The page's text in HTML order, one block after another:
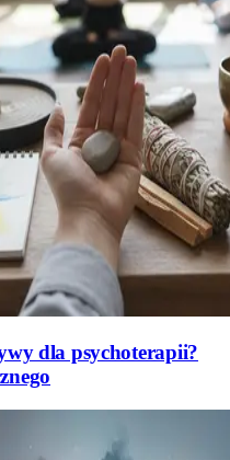
dla psychoterapii?